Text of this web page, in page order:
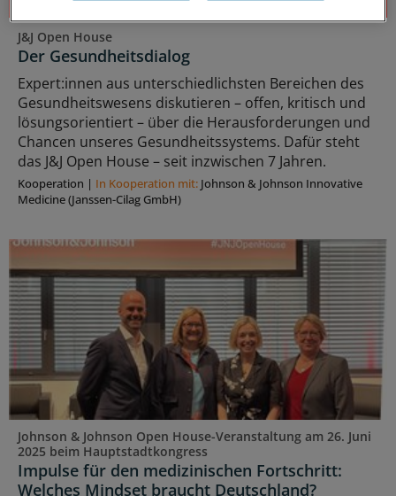
J&J Open House
Der Gesundheitsdialog
Expert:innen aus unterschiedlichsten Bereichen des
Gesundheitswesens diskutieren – offen, kritisch und
lösungsorientiert – über die Herausforderungen und
Chancen unseres Gesundheitssystems. Dafür steht
das J&J Open House – seit inzwischen 7 Jahren.
Kooperation | In Kooperation mit: Johnson & Johnson Innovative
Medicine (Janssen-Cilag GmbH)
Johnson & Johnson Open House-Veranstaltung am 26. Juni
2025 beim Hauptstadtkongress
Impulse für den medizinischen Fortschritt:
Welches Mindset braucht Deutschland?